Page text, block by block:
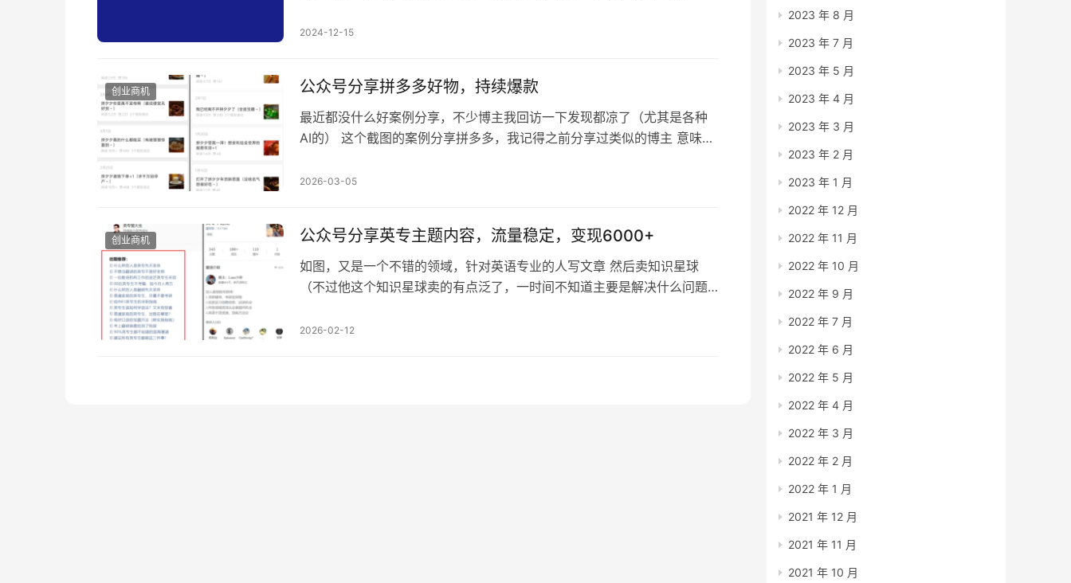
口比例这一关键指标来看，中国目前为15%，而日本高达30%。 然而，中
2024-12-15
创业商机 公众号分享拼多多好物，持续爆款
最近都没什么好案例分享，不少博主我回访一下发现都凉了（尤其是各种
AI的） 这个截图的案例分享拼多多，我记得之前分享过类似的博主 意味着
是强烈 公众号能持续给推荐，也许是拼多多有腾讯的投资，所以不会限流
2026-03-05
创业商机 公众号分享英专主题内容，流量稳定，变现6000+
如图，又是一个不错的领域，针对英语专业的人写文章 然后卖知识星球
（不过他这个知识星球卖的有点泛了，一时间不知道主要是解决什么问题
写，这样也是可以的，这个博主的流量就很不错 说明英语专业的人确实不
2026-02-12
2023 年 8 月
2023 年 7 月
2023 年 5 月
2023 年 4 月
2023 年 3 月
2023 年 2 月
2023 年 1 月
2022 年 12 月
2022 年 11 月
2022 年 10 月
2022 年 9 月
2022 年 7 月
2022 年 6 月
2022 年 5 月
2022 年 4 月
2022 年 3 月
2022 年 2 月
2022 年 1 月
2021 年 12 月
2021 年 11 月
2021 年 10 月